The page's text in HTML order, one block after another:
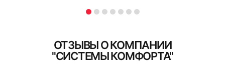
ОТЗЫВЫ О КОМПАНИИ
"СИСТЕМЫ КОМФОРТА"